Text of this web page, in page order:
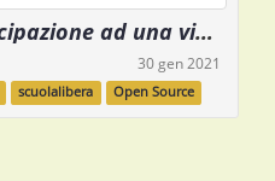
tutorial per la partecipazione ad una videoconferenza con BigBlueButton
30 gen 2021
scuolalibera Open Source